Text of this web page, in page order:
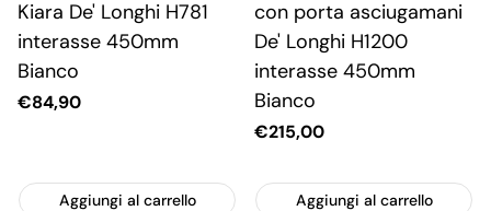
Kiara De' Longhi H781
interasse 450mm
Bianco
Prezzo
€84,90
Aggiungi al carrello
con porta asciugamani
De' Longhi H1200
interasse 450mm
Bianco
Prezzo
€215,00
Aggiungi al carrello